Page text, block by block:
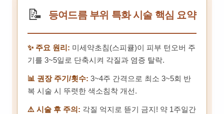
📝 등여드름 부위 특화 시술 핵심 요약
✨ 주요 원리: 미세약초침(스피큘)이 피부 턴오버 주
기를 3~5일로 단축시켜 각질과 염증 탈락.
📊 권장 주기/횟수: 3~4주 간격으로 최소 3~5회 반
복 시술 시 뚜렷한 색소침착 개선.
⚠️ 시술 후 주의: 각질 억지로 뜯기 금지! 약 1주일간